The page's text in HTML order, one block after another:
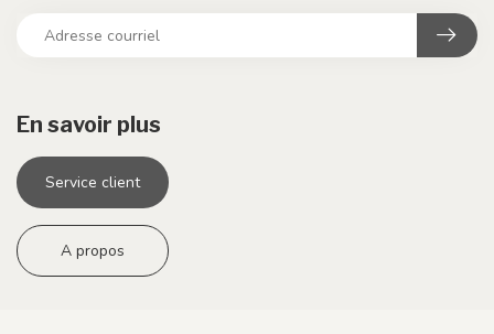
En savoir plus
Service client
A propos